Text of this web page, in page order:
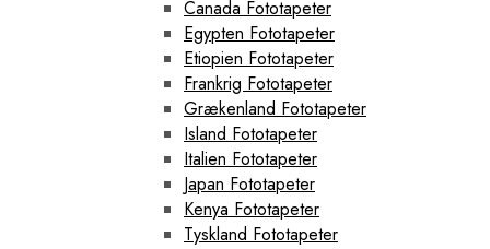
Canada Fototapeter
Egypten Fototapeter
Etiopien Fototapeter
Frankrig Fototapeter
Grækenland Fototapeter
Island Fototapeter
Italien Fototapeter
Japan Fototapeter
Kenya Fototapeter
Tyskland Fototapeter